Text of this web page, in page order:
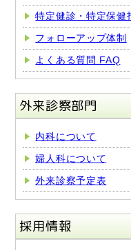
特定健診・特定保健
フォローアップ体制
よくある質問 FAQ
外来診察部門
内科について
婦人科について
外来診察予定表
採用情報